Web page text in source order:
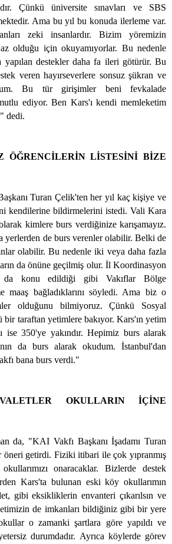
Çünkü üniversite sınavları ve SBS
Ama bu yıl bu konuda ilerleme var.
zeki insanlardır. Bizim yöremizin
az olduğu için okuyamıyorlar. Bu nedenle
yapılan destekler daha fa ileri götürür. Bu
veren hayırseverlere sonsuz şükran ve
Bu tür girişimler beni fevkalade
ediyor. Ben Kars'ı kendi memleketim
dedi.
ÖĞRENCİLERİN LİSTESİNİ BİZE
Turan Çelik'ten her yıl kaç kişiye ve
kendilerine bildirmelerini istedi. Vali Kara
kimlere burs verdiğinize karışamayız.
yerlerden de burs verenler olabilir. Belki de
olabilir. Bu nedenle iki veya daha fazla
da önüne geçilmiş olur. İl Koordinasyon
da konu edildiği gibi Vakıflar Bölge
maaş bağladıklarını söyledi. Ama biz o
olduğunu bilmiyoruz. Çünkü Sosyal
taraftan yetimlere bakıyor. Kars'ın yetim
ise 350'ye yakındır. Hepimiz burs alarak
da burs alarak okudum. İstanbul'dan
bana burs verdi."
OKULLARIN İÇİNE
da, "KAI Vakfı Başkanı İşadamı Turan
getirdi. Fiziki itibari ile çok yıpranmış
onaracaklar. Bizlerde destek
Kars'ta bulunan eski köy okullarımın
gibi eksikliklerin envanteri çıkarılsın ve
de imkanları bildiğiniz gibi bir yere
o zamanki şartlara göre yapıldı ve
durumdadır. Ayrıca köylerde görev